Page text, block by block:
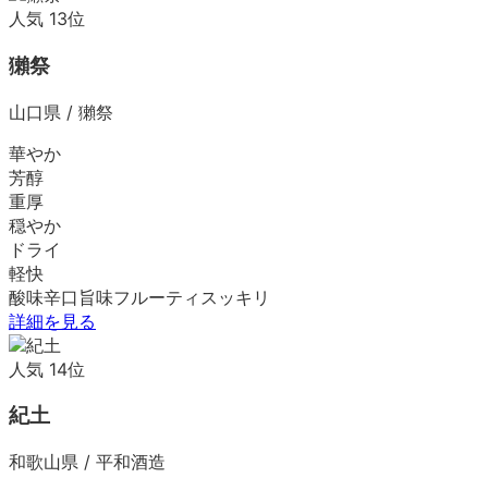
人気 13位
獺祭
山口県 / 獺祭
華やか
芳醇
重厚
穏やか
ドライ
軽快
酸味辛口 旨味フルーティ スッキリ
詳細を見る
人気 14位
紀土
和歌山県 / 平和酒造